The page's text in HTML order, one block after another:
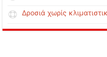
Δροσιά χωρίς